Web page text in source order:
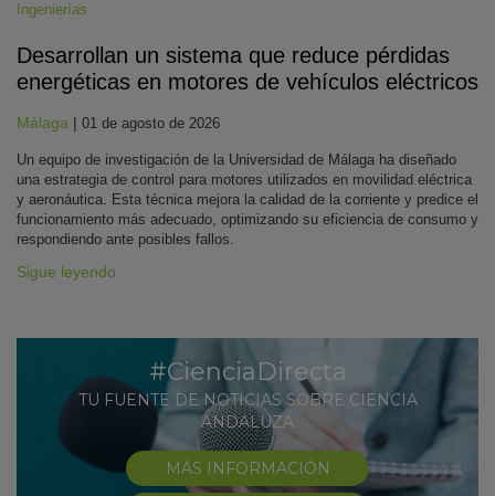
Ingenierías
Desarrollan un sistema que reduce pérdidas
energéticas en motores de vehículos eléctricos
Málaga | 01 de agosto de 2026
Un equipo de investigación de la Universidad de Málaga ha diseñado
una estrategia de control para motores utilizados en movilidad eléctrica
y aeronáutica. Esta técnica mejora la calidad de la corriente y predice el
funcionamiento más adecuado, optimizando su eficiencia de consumo y
respondiendo ante posibles fallos.
Sigue leyendo
#CienciaDirecta
TU FUENTE DE NOTICIAS SOBRE CIENCIA
ANDALUZA
MÁS INFORMACIÓN